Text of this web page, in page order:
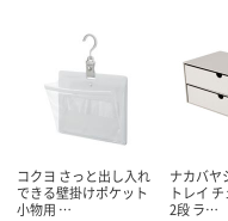
コクヨ さっと出し入れ
できる壁掛けポケット
小物用 …
ナカバヤ
トレイ
2段 ラ…